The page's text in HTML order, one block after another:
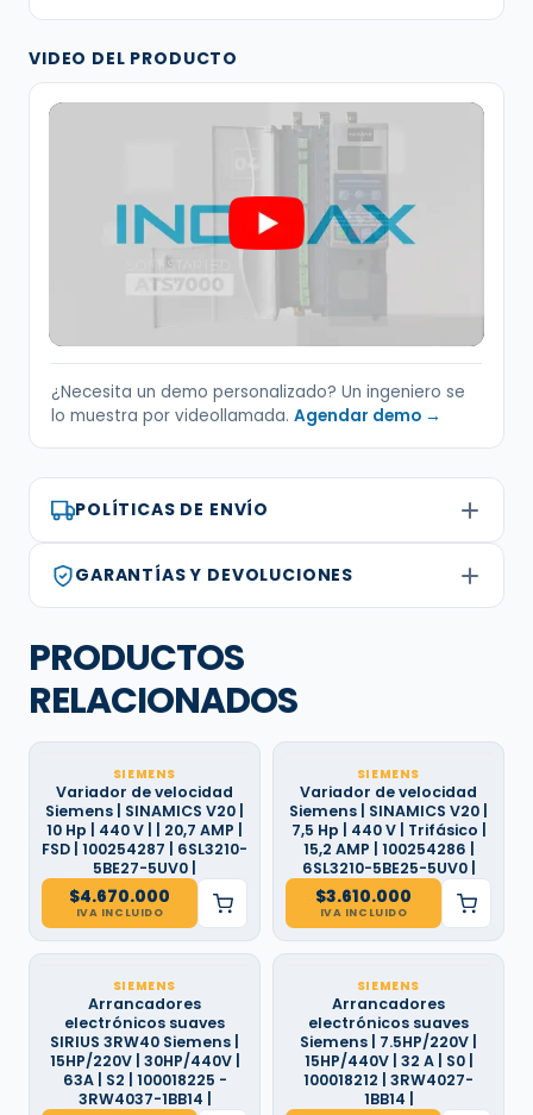
VIDEO DEL PRODUCTO
¿Necesita un demo personalizado? Un ingeniero se
lo muestra por videollamada. Agendar demo →
POLÍTICAS DE ENVÍO
GARANTÍAS Y DEVOLUCIONES
PRODUCTOS
RELACIONADOS
SIEMENS
Variador de velocidad
Siemens | SINAMICS V20 |
10 Hp | 440 V | | 20,7 AMP |
FSD | 100254287 | 6SL3210-
5BE27-5UV0 |
$4.670.000
IVA INCLUIDO
SIEMENS
Variador de velocidad
Siemens | SINAMICS V20 |
7,5 Hp | 440 V | Trifásico |
15,2 AMP | 100254286 |
6SL3210-5BE25-5UV0 |
$3.610.000
IVA INCLUIDO
SIEMENS
Arrancadores
electrónicos suaves
SIRIUS 3RW40 Siemens |
15HP/220V | 30HP/440V |
63A | S2 | 100018225 -
3RW4037-1BB14 |
SIEMENS
Arrancadores
electrónicos suaves
Siemens | 7.5HP/220V |
15HP/440V | 32 A | S0 |
100018212 | 3RW4027-
1BB14 |